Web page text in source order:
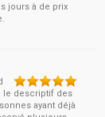
jours à de prix
le descriptif des
ayant déjà